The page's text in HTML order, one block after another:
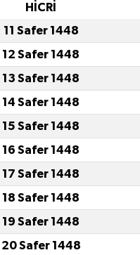
HİCRİ
11 Safer 1448
12 Safer 1448
13 Safer 1448
14 Safer 1448
15 Safer 1448
16 Safer 1448
17 Safer 1448
18 Safer 1448
19 Safer 1448
20 Safer 1448